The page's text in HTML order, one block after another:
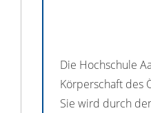
Die Hochschule
Körperschaft des
Sie wird durch